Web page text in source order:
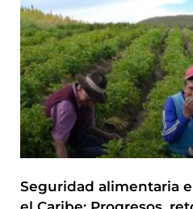
Seguridad alimentaria